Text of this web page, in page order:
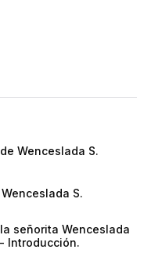
Wenceslada S.
S.
señorita Wenceslada
Introducción.